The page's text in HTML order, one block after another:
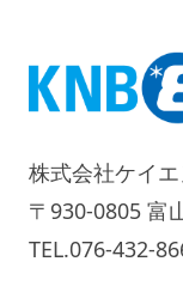
株式会社ケイ
〒930-0805 富
TEL.076-432-